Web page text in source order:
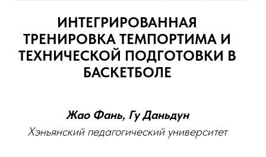
ИНТЕГРИРОВАННАЯ
ТРЕНИРОВКА ТЕМПОРТИМА И
ТЕХНИЧЕСКОЙ ПОДГОТОВКИ В
БАСКЕТБОЛЕ
Жао Фань, Гу Даньдун
Хэньянский педагогический университет